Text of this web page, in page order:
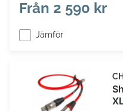
Från 2 590 kr
Jämför